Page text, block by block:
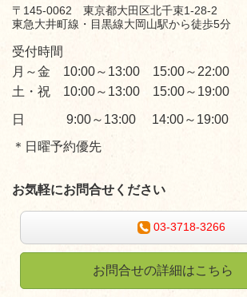
〒145-0062 東京都大田区北千束1-28-2
東急大井町線・目黒線大岡山駅から徒歩5分
受付時間
月～金 10:00～13:00 15:00～22:00
土・祝 10:00～13:00 15:00～19:00
日 9:00～13:00 14:00～19:00
＊日曜予約優先
お気軽にお問合せください
03-3718-3266
お問合せの詳細はこちら